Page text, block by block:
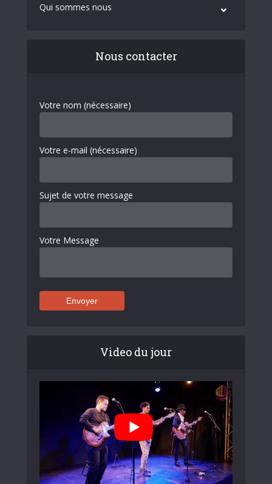
Qui sommes nous
Nous contacter
Votre nom (nécessaire)
Votre e-mail (nécessaire)
Sujet de votre message
Votre Message
Video du jour